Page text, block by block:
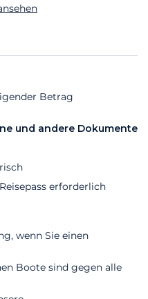
Betrag
und andere Dokumente
erforderlich
wenn Sie einen
Boote sind gegen alle